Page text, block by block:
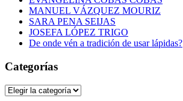
MANUEL VÁZQUEZ MOURIZ
SARA PENA SEIJAS
JOSEFA LÓPEZ TRIGO
De onde vén a tradición de usar lápidas?
Categorías
Categorías